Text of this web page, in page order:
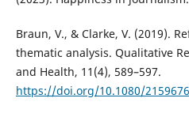
Braun, V., & Clarke, V. (2019).
thematic analysis. Qualitative
and Health, 11(4), 589–597.
https://doi.org/10.1080/